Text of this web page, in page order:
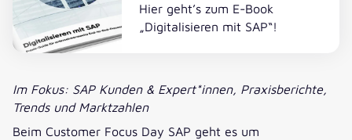
Hier geht’s zum E-Book
„Digitalisieren mit SAP“!
Im Fokus: SAP Kunden & Expert*innen, Praxisberichte,
Trends und Marktzahlen
Beim Customer Focus Day SAP geht es um